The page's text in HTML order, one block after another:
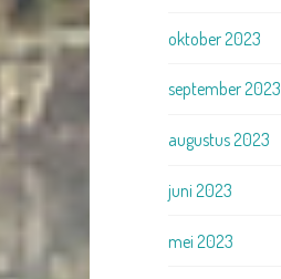
oktober 2023
september 2023
augustus 2023
juni 2023
mei 2023